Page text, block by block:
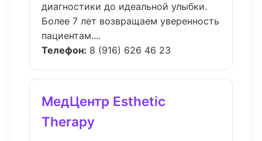
диагностики до идеальной улыбки.
Более 7 лет возвращаем уверенность
пациентам....
Телефон: 8 (916) 626 46 23
МедЦентр Esthetic
Therapy